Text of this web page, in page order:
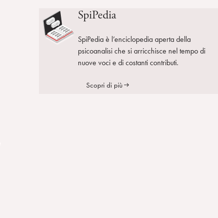
SpiPedia
SpiPedia è l’enciclopedia aperta della
psicoanalisi che si arricchisce nel tempo di
nuove voci e di costanti contributi.
Scopri di più